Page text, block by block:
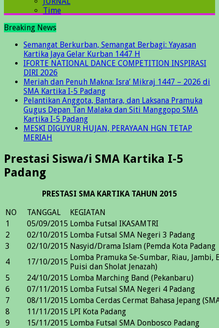
Time
Breaking News
Semangat Berkurban, Semangat Berbagi: Yayasan
Kartika Jaya Gelar Kurban 1447 H
IFORTE NATIONAL DANCE COMPETITION INSPIRASI
DIRI 2026
Meriah dan Penuh Makna: Isra’ Mikraj 1447 – 2026 di
SMA Kartika I-5 Padang
Pelantikan Anggota, Bantara, dan Laksana Pramuka
Gugus Depan Tan Malaka dan Siti Manggopo SMA
Kartika I-5 Padang
MESKI DIGUYUR HUJAN, PERAYAAN HGN TETAP
MERIAH
Prestasi Siswa/i SMA Kartika I-5
Padang
PRESTASI SMA KARTIKA TAHUN 2015
NO
TANGGAL
KEGIATAN
1
05/09/2015 Lomba Futsal IKASAMTRI
2
02/10/2015 Lomba Futsal SMA Negeri 3 Padang
3
02/10/2015 Nasyid/Drama Islam (Pemda Kota Padang
4
17/10/2015 Lomba Pramuka Se-Sumbar, Riau, Jambi,
Puisi dan Sholat Jenazah)
5
24/10/2015 Lomba Marching Band (Pekanbaru)
6
07/11/2015 Lomba Futsal SMA Negeri 4 Padang
7
08/11/2015 Lomba Cerdas Cermat Bahasa Jepang
8
11/11/2015 LPI Kota Padang
9
15/11/2015 Lomba Futsal SMA Donbosco Padang